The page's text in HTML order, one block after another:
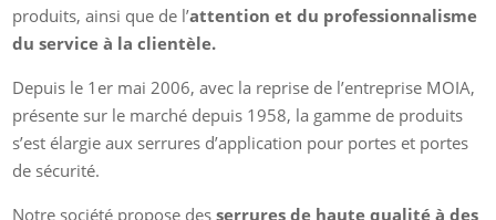
produits, ainsi que de l’attention et du professionnalisme
du service à la clientèle.
Depuis le 1er mai 2006, avec la reprise de l’entreprise MOIA,
présente sur le marché depuis 1958, la gamme de produits
s’est élargie aux serrures d’application pour portes et portes
de sécurité.
Notre société propose desserrures de haute qualité à des